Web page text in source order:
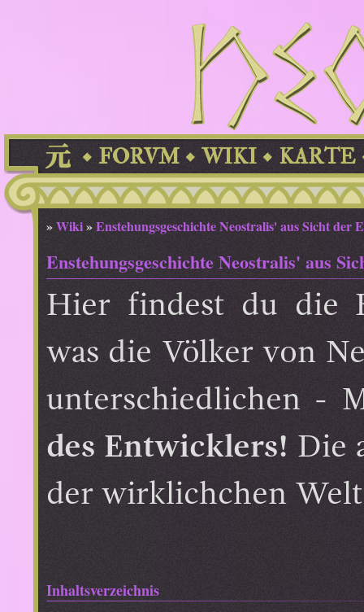
FORVM WIKI KARTE
»Wiki»Enstehungsgeschichte Neostralis' aus Sicht der
Enstehungsgeschichte Neostralis' aus
Hier findest du die
was die Völker von
unterschiedlichen -
des Entwicklers! Die
der wirklichchen
Inhaltsverzeichnis